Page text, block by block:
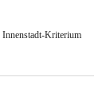
Innenstadt-Kriterium